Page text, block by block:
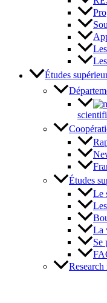
Études
Études
Le
La
Se